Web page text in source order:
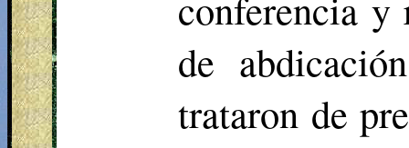
de
trataron de